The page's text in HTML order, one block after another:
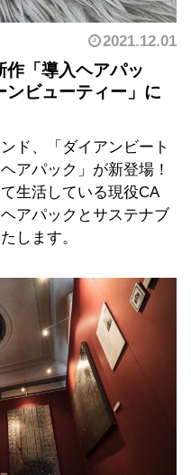
2021.12.01
作「導入ヘアパッ
ンビューティー」に
ド、「ダイアンビート
アパック」が新登場！
生活している現役CA
アパックとサステナブ
します。